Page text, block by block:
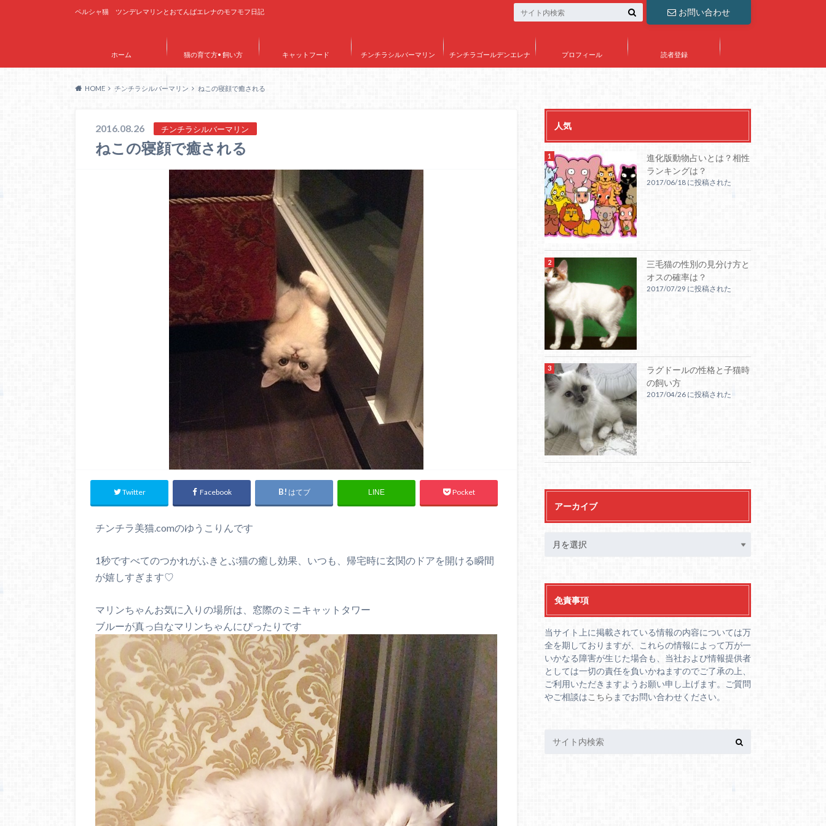
ペルシャ猫 ツンデレマリンとおてんばエレナのモフモフ日記 お問い合わせ
ホーム 猫の育て方• 飼い方 キャットフード チンチラシルバーマリン チンチラゴールデンエレナ プロフィール 読者登録
サイトマップ
HOME チンチラシルバーマリン ねこの寝顔で癒される
2016.08.26 チンチラシルバーマリン
ねこの寝顔で癒される
Twitter Facebook はてブ LINE Pocket
チンチラ美猫.comのゆうこりんです
1秒ですべてのつかれがふきとぶ猫の癒し効果、いつも、帰宅時に玄関のドアを開ける瞬間
が嬉しすぎます♡
マリンちゃんお気に入りの場所は、窓際のミニキャットタワー
ブルーが真っ白なマリンちゃんにぴったりです
人気
進化版動物占いとは？相性
ランキングは？
2017/06/18 に投稿された
三毛猫の性別の見分け方と
オスの確率は？
2017/07/29 に投稿された
ラグドールの性格と子猫時
の飼い方
2017/04/26 に投稿された
アーカイブ
免責事項
当サイト上に掲載されている情報の内容については万
全を期しておりますが、これらの情報によって万が一
いかなる障害が生じた場合も、当社および情報提供者
としては一切の責任を負いかねますのでご了承の上、
ご利用いただきますようお願い申し上げます。ご質問
やご相談はこちら までお問い合わせください。